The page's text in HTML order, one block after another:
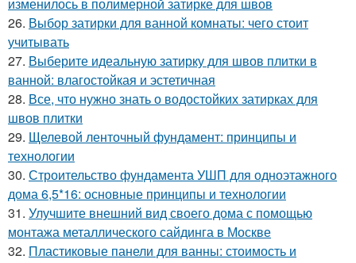
26. Выбор затирки для ванной комнаты: чего стоит
учитывать
27. Выберите идеальную затирку для швов плитки в
ванной: влагостойкая и эстетичная
28. Все, что нужно знать о водостойких затирках для
швов плитки
29. Щелевой ленточный фундамент: принципы и
технологии
30. Строительство фундамента УШП для одноэтажного
дома 6,5*16: основные принципы и технологии
31. Улучшите внешний вид своего дома с помощью
монтажа металлического сайдинга в Москве
32. Пластиковые панели для ванны: стоимость и